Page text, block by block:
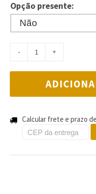
Opção presente:
Calcular frete e prazo